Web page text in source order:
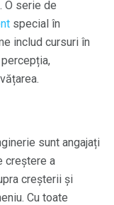
. O serie de
special în
includ cursuri în
sunt angajați
creștere a
creșterii și
Cu toate